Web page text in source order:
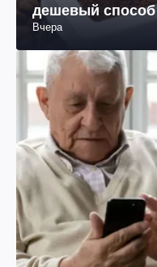
дешевый способ
Вчера